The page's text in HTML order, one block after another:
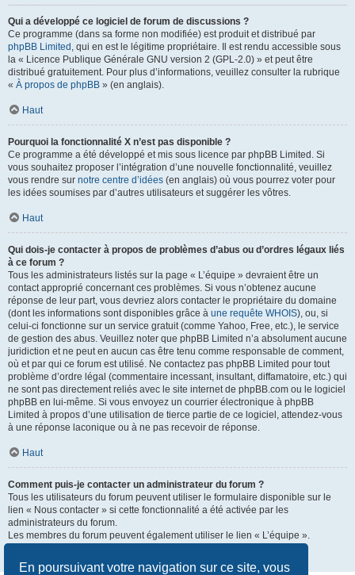
En poursuivant votre navigation sur ce site, vous
Qui a développé ce logiciel de forum de discussions ?
Ce programme (dans sa forme non modifiée) est produit et distribué par
phpBB Limited , qui en est le légitime propriétaire. Il est rendu accessible sous
la « Licence Publique Générale GNU version 2 (GPL-2.0) » et peut être
distribué gratuitement. Pour plus d’informations, veuillez consulter la rubrique
« À propos de phpBB » (en anglais).
Haut
Pourquoi la fonctionnalité X n’est pas disponible ?
Ce programme a été développé et mis sous licence par phpBB Limited. Si
vous souhaitez proposer l’intégration d’une nouvelle fonctionnalité, veuillez
vous rendre sur notre centre d’idées (en anglais) où vous pourrez voter pour
les idées soumises par d’autres utilisateurs et suggérer les vôtres.
Haut
Qui dois-je contacter à propos de problèmes d’abus ou d’ordres légaux liés
à ce forum ?
Tous les administrateurs listés sur la page « L’équipe » devraient être un
contact approprié concernant ces problèmes. Si vous n’obtenez aucune
réponse de leur part, vous devriez alors contacter le propriétaire du domaine
(dont les informations sont disponibles grâce à une requête WHOIS), ou, si
celui-ci fonctionne sur un service gratuit (comme Yahoo, Free, etc.), le service
de gestion des abus. Veuillez noter que phpBB Limited n’a absolument aucune
juridiction et ne peut en aucun cas être tenu comme responsable de comment,
où et par qui ce forum est utilisé. Ne contactez pas phpBB Limited pour tout
problème d’ordre légal (commentaire incessant, insultant, diffamatoire, etc.) qui
ne sont pas directement reliés avec le site internet de phpBB.com ou le logiciel
phpBB en lui-même. Si vous envoyez un courrier électronique à phpBB
Limited à propos d’une utilisation de tierce partie de ce logiciel, attendez-vous
à une réponse laconique ou à ne pas recevoir de réponse.
Haut
Comment puis-je contacter un administrateur du forum ?
Tous les utilisateurs du forum peuvent utiliser le formulaire disponible sur le
lien « Nous contacter » si cette fonctionnalité a été activée par les
administrateurs du forum.
Les membres du forum peuvent également utiliser le lien « L’équipe ».
Haut